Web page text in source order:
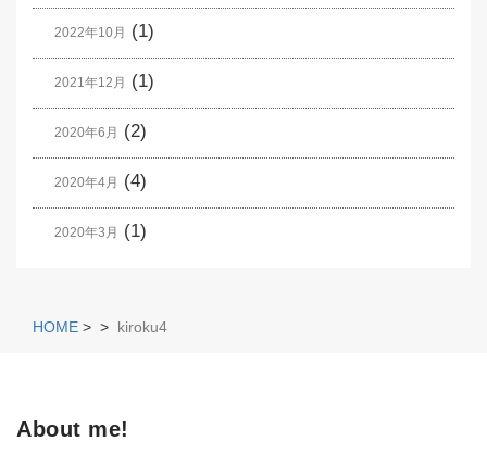
2022年10月 (1)
2021年12月 (1)
2020年6月 (2)
2020年4月 (4)
2020年3月 (1)
HOME > > kiroku4
About me!